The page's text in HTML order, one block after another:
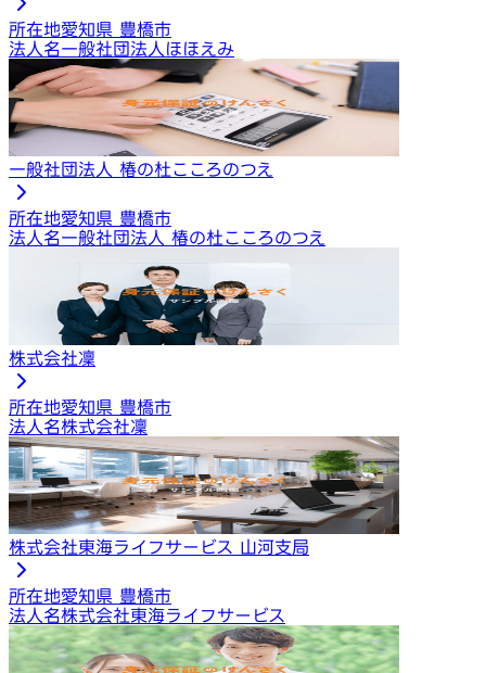
所在地愛知県 豊橋市
法人名一般社団法人ほほえみ
一般社団法人 椿の杜こころのつえ
所在地愛知県 豊橋市
法人名一般社団法人 椿の杜こころのつえ
株式会社凜
所在地愛知県 豊橋市
法人名株式会社凜
株式会社東海ライフサービス 山河支局
所在地愛知県 豊橋市
法人名株式会社東海ライフサービス